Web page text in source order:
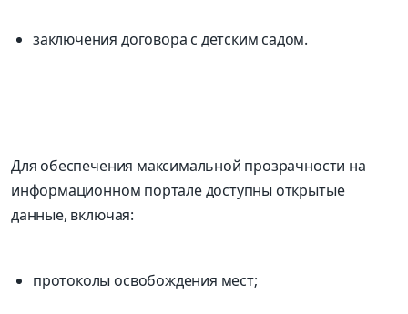
заключения договора с детским садом.
Для обеспечения максимальной прозрачности на
информационном портале доступны открытые
данные, включая:
протоколы освобождения мест;